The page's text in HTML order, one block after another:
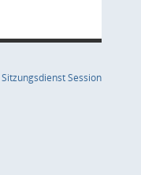
SitzungsdienstSession(Wird in